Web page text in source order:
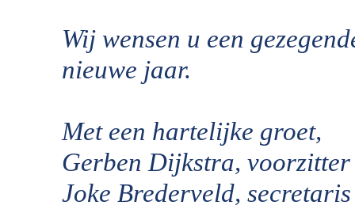
Wij wensen u een
nieuwe jaar.
Met een hartelijke groet,
Gerben Dijkstra, voorzitter
Joke Brederveld, secretaris